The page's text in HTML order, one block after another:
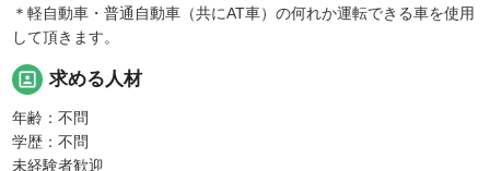
＊軽自動車・普通自動車（共にAT車）の何れか運転できる車を使用
して頂きます。
portrait 求める人材
年齢：不問
学歴：不問
未経験者歓迎